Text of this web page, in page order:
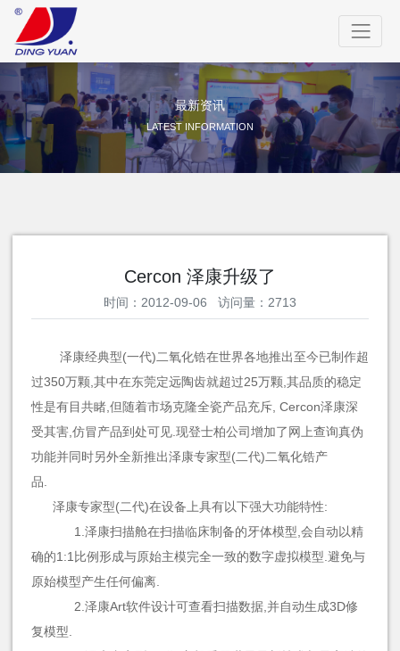
最新资讯
LATEST INFORMATION
Cercon 泽康升级了
时间：2012-09-06 访问量：2713
泽康经典型(一代)二氧化锆在世界各地推出至今已制作超
过350万颗,其中在东莞定远陶齿就超过25万颗,其品质的稳定
性是有目共睹,但随着市场克隆全瓷产品充斥, Cercon泽康深
受其害,仿冒产品到处可见.现登士柏公司增加了网上查询真伪
功能并同时另外全新推出泽康专家型(二代)二氧化锆产
品.
泽康专家型(二代)在设备上具有以下强大功能特性:
1.泽康扫描舱在扫描临床制备的牙体模型,会自动以精
确的1:1比例形成与原始主模完全一致的数字虚拟模型.避免与
原始模型产生任何偏离.
2.泽康Art软件设计可查看扫描数据,并自动生成3D修
复模型.